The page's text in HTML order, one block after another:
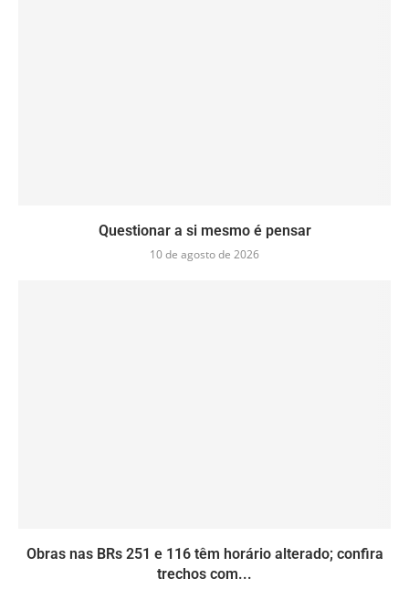
Questionar a si mesmo é pensar
10 de agosto de 2026
Obras nas BRs 251 e 116 têm horário alterado; confira
trechos com...